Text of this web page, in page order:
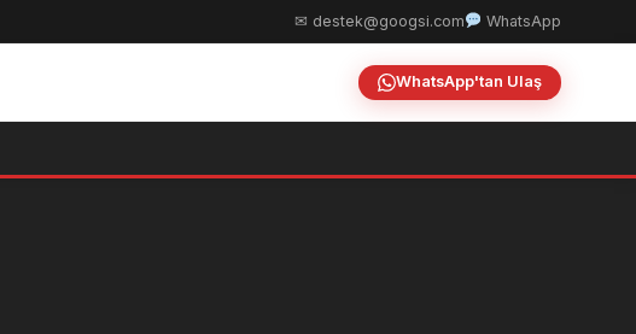
✉ destek@googsi.com WhatsApp
WhatsApp'tan Ulaş